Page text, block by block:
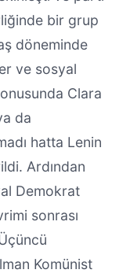
bir grup
döneminde
ve sosyal
Clara
da
hatta Lenin
Ardından
Demokrat
sonrası
Komünist